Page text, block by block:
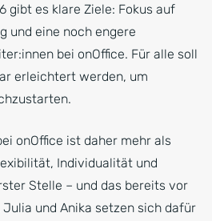
gibt es klare Ziele: Fokus auf
und eine noch engere
bei onOffice. Für alle soll
erleichtert werden, um
onOffice ist daher mehr als
Individualität und
Stelle – und das bereits vor
und Anika setzen sich dafür